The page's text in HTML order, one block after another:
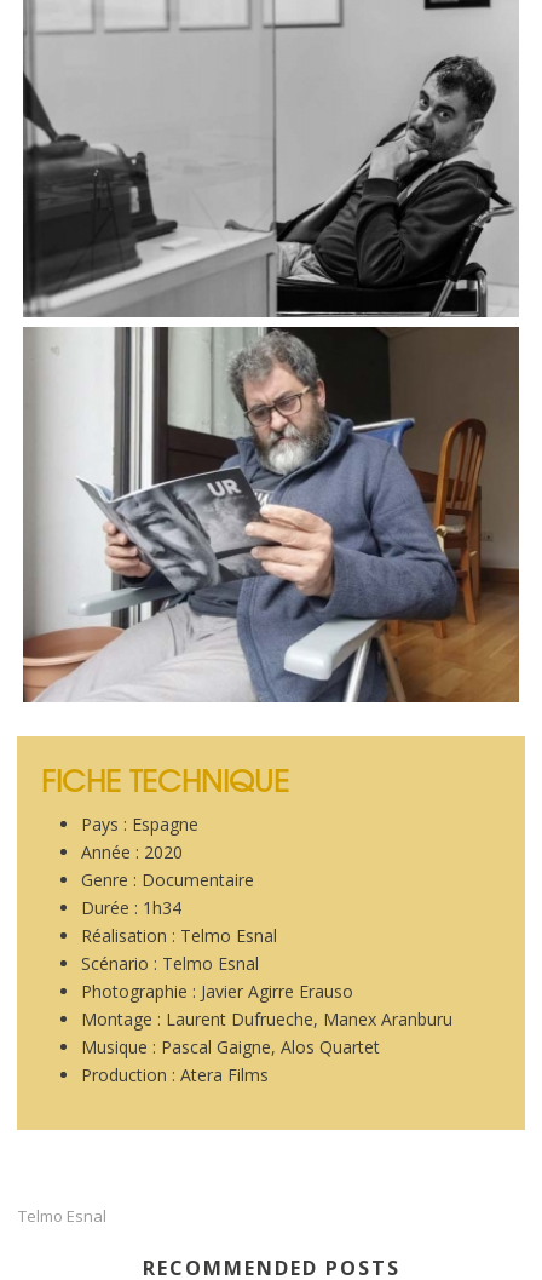
FICHE TECHNIQUE
Pays : Espagne
Année : 2020
Genre : Documentaire
Durée : 1h34
Réalisation : Telmo Esnal
Scénario : Telmo Esnal
Photographie : Javier Agirre Erauso
Montage : Laurent Dufrueche, Manex Aranburu
Musique : Pascal Gaigne, Alos Quartet
Production : Atera Films
Telmo Esnal
RECOMMENDED POSTS